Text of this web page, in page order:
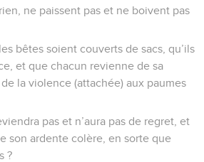
ne paissent pas et ne boivent pas
bêtes soient couverts de sacs, qu’ils
et que chacun revienne de sa
la violence (attachée) aux paumes
pas et n’aura pas de regret, et
son ardente colère, en sorte que
?